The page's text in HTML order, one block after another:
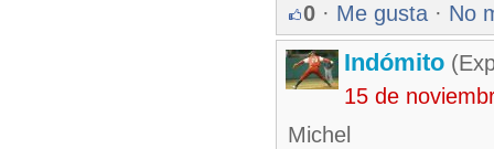
0 · Me gusta · No
Indómito
15 de
Michel